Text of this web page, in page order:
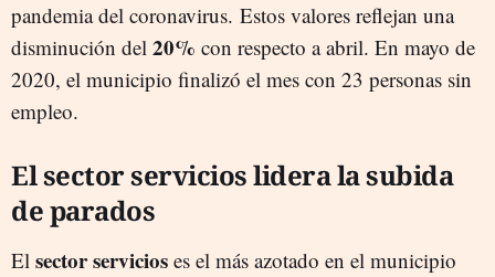
pandemia del coronavirus. Estos valores reflejan una
disminución del 20% con respecto a abril. En mayo de
2020, el municipio finalizó el mes con 23 personas sin
empleo.
El sector servicios lidera la subida
de parados
El sector servicios es el más azotado en el municipio